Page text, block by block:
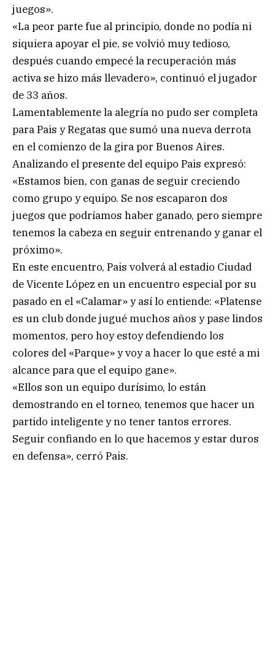
juegos».
«La peor parte fue al principio, donde no podía ni
siquiera apoyar el pie, se volvió muy tedioso,
después cuando empecé la recuperación más
activa se hizo más llevadero», continuó el jugador
de 33 años.
Lamentablemente la alegría no pudo ser completa
para Pais y Regatas que sumó una nueva derrota
en el comienzo de la gira por Buenos Aires.
Analizando el presente del equipo Pais expresó:
«Estamos bien, con ganas de seguir creciendo
como grupo y equipo. Se nos escaparon dos
juegos que podríamos haber ganado, pero siempre
tenemos la cabeza en seguir entrenando y ganar el
próximo».
En este encuentro, Pais volverá al estadio Ciudad
de Vicente López en un encuentro especial por su
pasado en el «Calamar» y así lo entiende: «Platense
es un club donde jugué muchos años y pase lindos
momentos, pero hoy estoy defendiendo los
colores del «Parque» y voy a hacer lo que esté a mi
alcance para que el equipo gane».
«Ellos son un equipo durísimo, lo están
demostrando en el torneo, tenemos que hacer un
partido inteligente y no tener tantos errores.
Seguir confiando en lo que hacemos y estar duros
en defensa», cerró Pais.